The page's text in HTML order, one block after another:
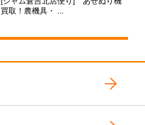
買取！農機具・ ...